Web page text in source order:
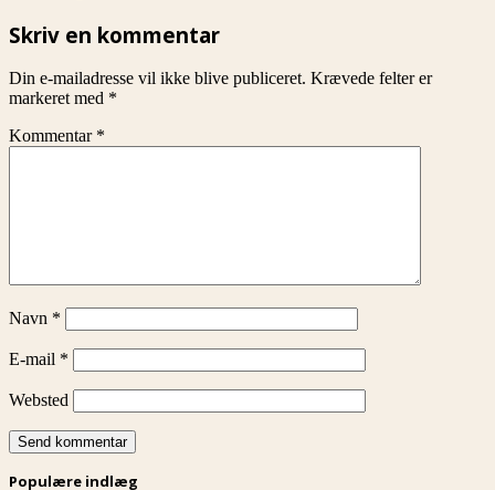
Skriv en kommentar
Din e-mailadresse vil ikke blive publiceret. Krævede felter er
markeret med *
Kommentar *
Navn *
E-mail *
Websted
Populære indlæg